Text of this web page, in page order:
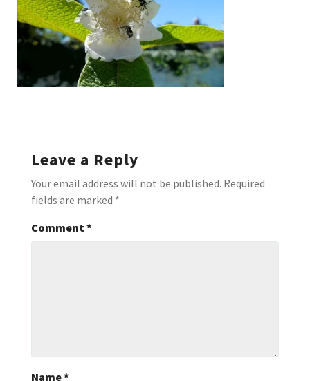
Leave a Reply
Your email address will not be published. Required
fields are marked *
Comment*
Name*